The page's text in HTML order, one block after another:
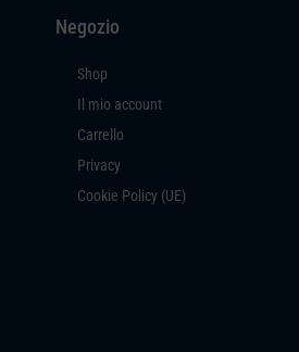
Negozio
Shop
Il mio account
Carrello
Privacy
Cookie Policy (UE)